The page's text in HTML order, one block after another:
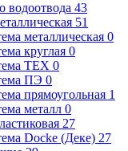
водоотвода 43
51
металлическая 0
круглая 0
ТЕХ 0
ПЭ 0
прямоугольная 1
металл 0
27
Docke (Деке) 27